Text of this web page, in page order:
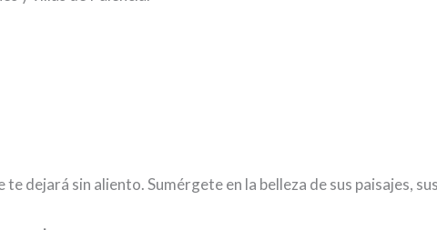
dejará sin aliento. Sumérgete en la belleza de sus paisajes,